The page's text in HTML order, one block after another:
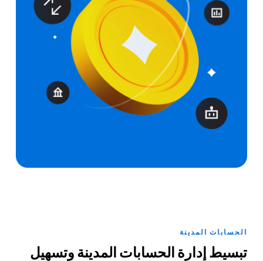
الحسابات المدينة
تبسيط إدارة الحسابات المدينة وتسهيل